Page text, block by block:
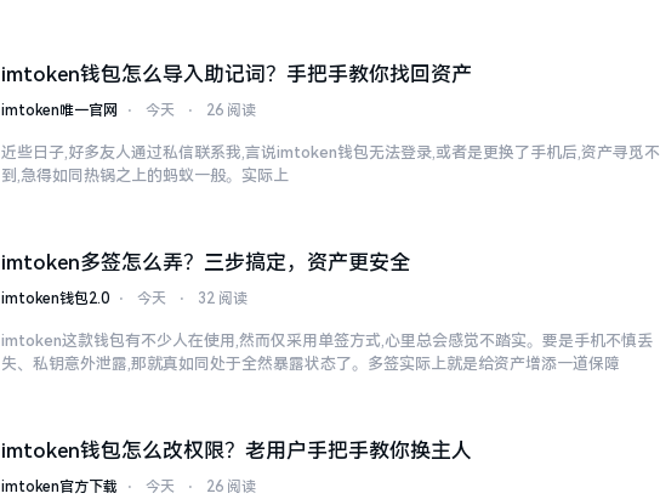
imtoken钱包怎么导入助记词？手把手教你找回资产
imtoken唯一官网 ⋅ 今天 ⋅ 26 阅读
近些日子,好多友人通过私信联系我,言说imtoken钱包无法登录,或者是更换了手机后,资产寻觅不
到,急得如同热锅之上的蚂蚁一般。实际上
imtoken多签怎么弄？三步搞定，资产更安全
imtoken钱包2.0 ⋅ 今天 ⋅ 32 阅读
imtoken这款钱包有不少人在使用,然而仅采用单签方式,心里总会感觉不踏实。要是手机不慎丢
失、私钥意外泄露,那就真如同处于全然暴露状态了。多签实际上就是给资产增添一道保障
imtoken钱包怎么改权限？老用户手把手教你换主人
imtoken官方下载 ⋅ 今天 ⋅ 26 阅读